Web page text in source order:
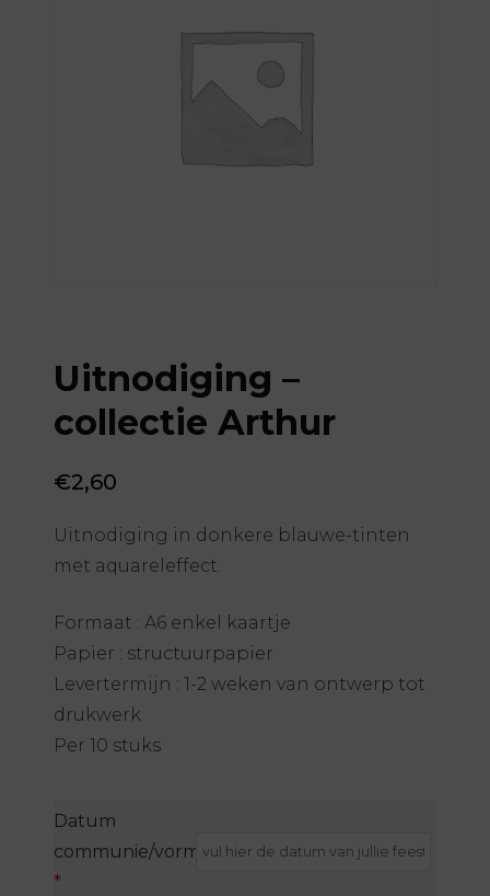
Uitnodiging –
collectie Arthur
€2,60
Uitnodiging in donkere blauwe-tinten
met aquareleffect.
Formaat : A6 enkel kaartje
Papier : structuurpapier
Levertermijn : 1-2 weken van ontwerp tot
drukwerk
Per 10 stuks
Datum
communie/vormsel/lentefeest
*